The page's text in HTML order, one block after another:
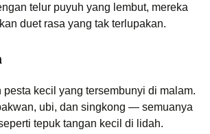
telur puyuh yang lembut, mereka
duet rasa yang tak terlupakan.
kecil yang tersembunyi di malam.
ubi, dan singkong — semuanya
tepuk tangan kecil di lidah.